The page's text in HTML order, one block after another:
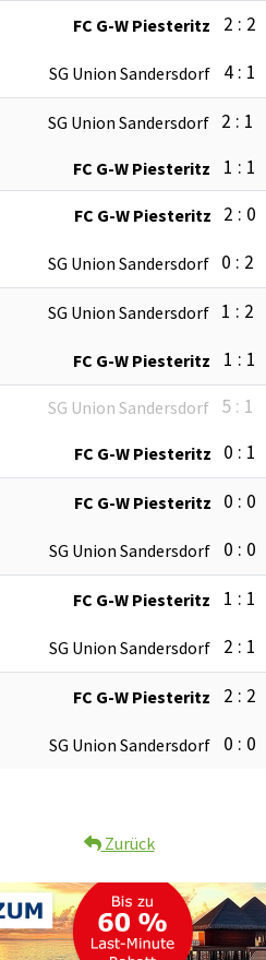
FC G-W Piesteritz 2 : 2
SG Union Sandersdorf 4 : 1
SG Union Sandersdorf 2 : 1
FC G-W Piesteritz 1 : 1
FC G-W Piesteritz 2 : 0
SG Union Sandersdorf 0 : 2
SG Union Sandersdorf 1 : 2
FC G-W Piesteritz 1 : 1
SG Union Sandersdorf 5 : 1
FC G-W Piesteritz 0 : 1
FC G-W Piesteritz 0 : 0
SG Union Sandersdorf 0 : 0
FC G-W Piesteritz 1 : 1
SG Union Sandersdorf 2 : 1
FC G-W Piesteritz 2 : 2
SG Union Sandersdorf 0 : 0
Zurück